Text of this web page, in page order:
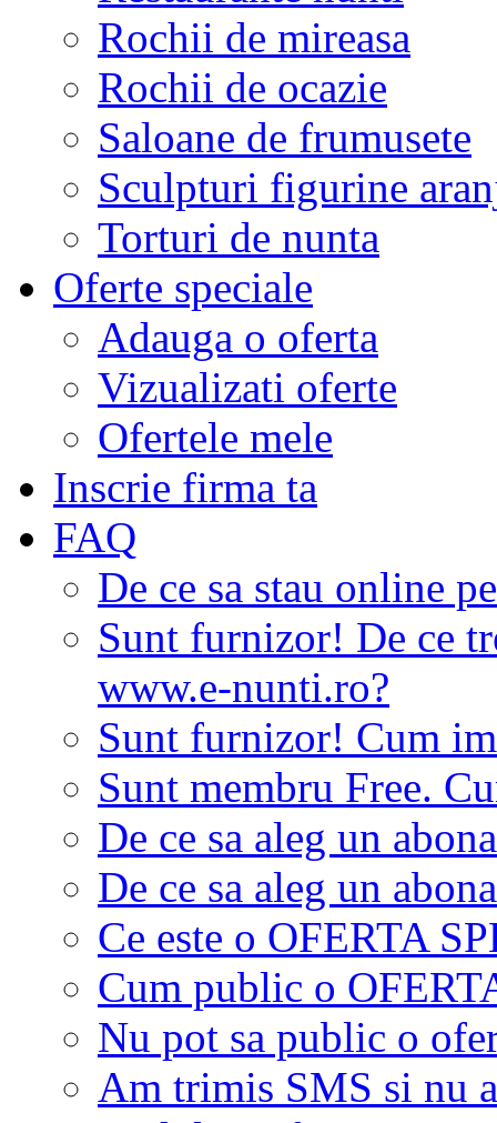
Rochii de mireasa
Rochii de ocazie
Saloane de frumusete
Sculpturi figurine
Torturi de nunta
Oferte speciale
Adauga o oferta
Vizualizati oferte
Ofertele mele
Inscrie firma ta
FAQ
De ce sa stau online
Sunt furnizor! De ce
www.e-nunti.ro?
Sunt furnizor! Cum
Sunt membru Free.
De ce sa aleg un
De ce sa aleg un
Ce este o OFERTA
Cum public o
Nu pot sa public o
Am trimis SMS si nu